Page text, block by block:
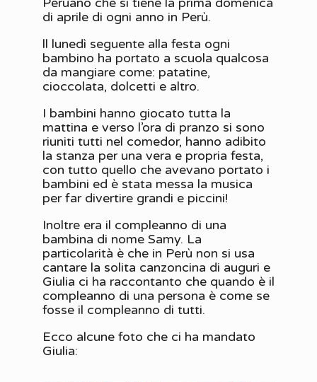
di aprile di ogni anno in Perù.
ll lunedì seguente alla festa ogni
bambino ha portato a scuola qualcosa
da mangiare come: patatine,
cioccolata, dolcetti e altro.
I bambini hanno giocato tutta la
mattina e verso l’ora di pranzo si sono
riuniti tutti nel comedor, hanno adibito
la stanza per una vera e propria festa,
con tutto quello che avevano portato i
bambini ed è stata messa la musica
per far divertire grandi e piccini!
Inoltre era il compleanno di una
bambina di nome Samy. La
particolarità è che in Perù non si usa
cantare la solita canzoncina di auguri e
Giulia ci ha raccontanto che quando è il
compleanno di una persona è come se
fosse il compleanno di tutti.
Ecco alcune foto che ci ha mandato
Giulia: